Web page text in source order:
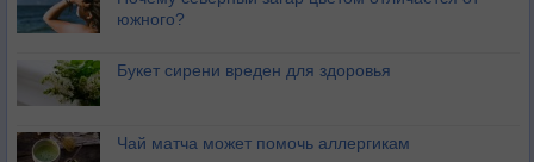
южного?
Букет сирени вреден для здоровья
Чай матча может помочь аллергикам